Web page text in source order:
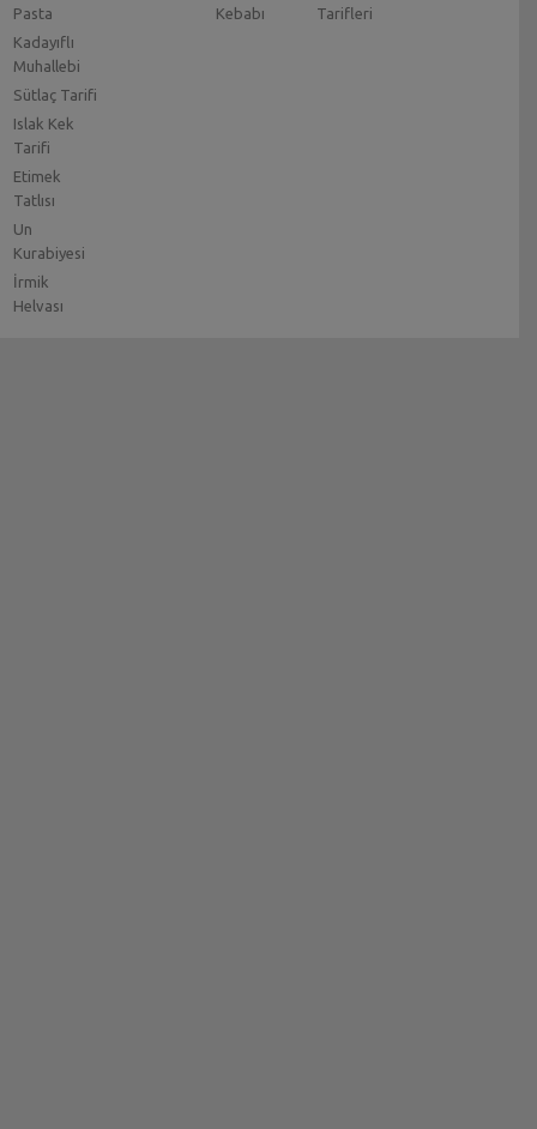
Pasta
Kadayıflı
Muhallebi
Sütlaç Tarifi
Islak Kek
Tarifi
Etimek
Tatlısı
Un
Kurabiyesi
İrmik
Helvası
Kebabı
Tarifleri